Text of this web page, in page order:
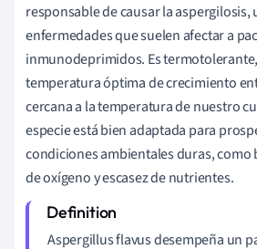
responsable de causar la aspergilosis,
enfermedades que suelen afectar a
inmunodeprimidos. Es
temperatura óptima de crecimiento
cercana a la temperatura de nuestro
especie está bien adaptada para
condiciones ambientales duras, como
de oxígeno y escasez de nutrientes.
Aspergillus flavus desempeña un